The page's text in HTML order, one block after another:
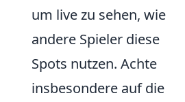
um live zu sehen, wie
andere Spieler diese
Spots nutzen. Achte
insbesondere auf die